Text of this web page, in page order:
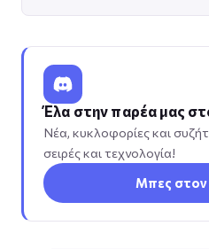
Έλα στην παρέα μας
Νέα, κυκλοφορίες και
σειρές και τεχνολογία!
Μπες